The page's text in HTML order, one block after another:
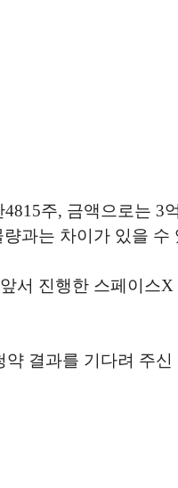
주, 금액으로는 3
과는 차이가 있을 수
서 진행한 스페이스
결과를 기다려 주